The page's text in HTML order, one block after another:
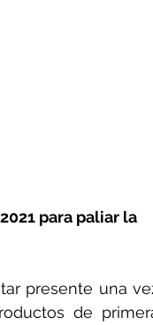
para paliar la
presente una
de